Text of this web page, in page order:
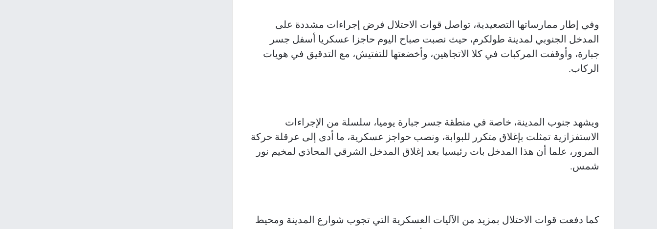
وفي إطار ممارساتها التصعيدية، تواصل قوات الاحتلال فرض إجراءات مشددة على
المدخل الجنوبي لمدينة طولكرم، حيث نصبت صباح اليوم حاجزا عسكريا أسفل جسر
جبارة، وأوقفت المركبات في كلا الاتجاهين، وأخضعتها للتفتيش، مع التدقيق في هويات
الركاب.
ويشهد جنوب المدينة، خاصة في منطقة جسر جبارة يوميا، سلسلة من الإجراءات
الاستفزازية تمثلت بإغلاق متكرر للبوابة، ونصب حواجز عسكرية، ما أدى إلى عرقلة حركة
المرور، علما أن هذا المدخل بات رئيسيا بعد إغلاق المدخل الشرقي المحاذي لمخيم نور
شمس.
كما دفعت قوات الاحتلال بمزيد من الآليات العسكرية التي تجوب شوارع المدينة ومحيط